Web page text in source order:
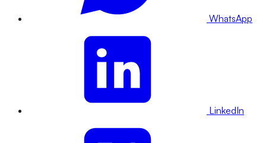
WhatsApp
LinkedIn